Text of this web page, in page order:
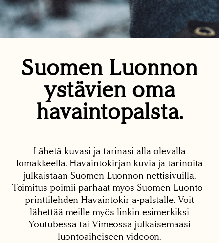
Suomen Luonnon
ystävien oma
havaintopalsta.
Lähetä kuvasi ja tarinasi alla olevalla
lomakkeella. Havaintokirjan kuvia ja tarinoita
julkaistaan Suomen Luonnon nettisivuilla.
Toimitus poimii parhaat myös Suomen Luonto -
printtilehden Havaintokirja-palstalle. Voit
lähettää meille myös linkin esimerkiksi
Youtubessa tai Vimeossa julkaisemaasi
luontoaiheiseen videoon.